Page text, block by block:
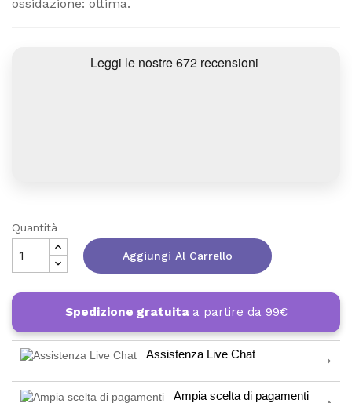
ossidazione: ottima.
Quantità
Aggiungi Al Carrello
Spedizione gratuita a partire da 99€
Assistenza Live Chat
Ampia scelta di pagamenti